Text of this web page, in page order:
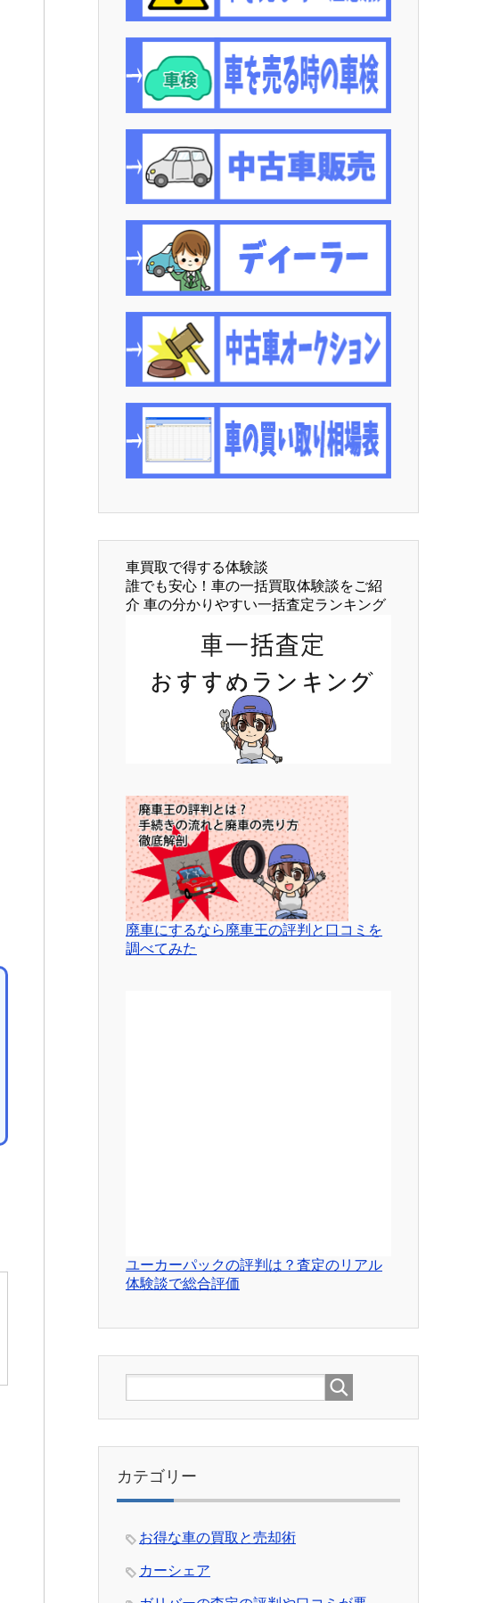
車買取で得する体験談
誰でも安心！車の一括買取体験談をご紹
介 車の分かりやすい一括査定ランキング
廃車にするなら廃車王の評判と口コミを
調べてみた
ユーカーパックの評判は？査定のリアル
体験談で総合評価
カテゴリー
お得な車の買取と売却術
カーシェア